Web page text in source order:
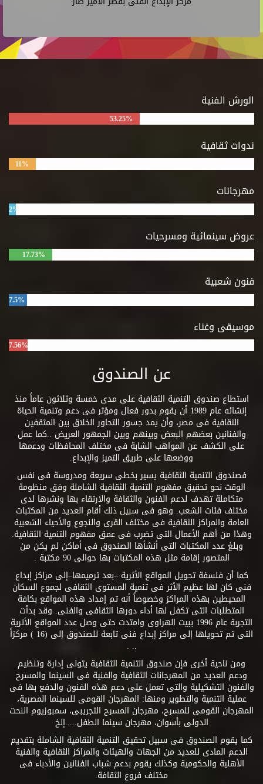
الورش الفنية
53.25%
ندوات ثقافية
11%
مهرجانات
2%
عروض سينمائية ومسرحيات
17.73%
فنون شعبية
7.5%
موسيقى وغناء
7.56%
عن الصندوق
استطاع صندوق التنمية الثقافية على مدى خمسة وثلاثون عاماً منذ
إنشائه عام 1989 أن يقوم بدور فعال ومؤثر فى دعم وتنمية الحياة
الثقافية فى مصر، وأن يمد جسور التحاور الخلاق بين المثقفين
والفنانين بعضهم البعض وبينهم وبين الجمهور العريض ..كما عمل
على الكشف عن المواهب الشابة فى مختلف المحافظات ودعمها
ووضعها على طريق التميز والإبداع.
فصندوق التنمية الثقافية يسير بخطى سريعة ومدروسة فى نفس
الوقت نحو تحقيق مفهوم التنمية الثقافية الشاملة وفق منظومة
متكاملة تهدف لدعم الفنون والثقافة والارتقاء بها ونشرها لدى
مختلف فئات الشعب. وهو فى سبيل ذلك أقام العديد من المكتبات
العامة والمراكز الثقافية فى مختلف القرى والنجوع والأحياء الشعبية
وهذا من أهم الأعمال التى تضرب فى عمق مفهوم التنمية الثقافية.
وبلغ عدد المكتبات التى أنشأها الصندوق فى أماكن لم يكن من
المتصور إقامة مثل هذه المكتبات بها حوالى 90 مكتبة .
كما أن فلسفة تحويل المواقع الأثرية –بعد ترميمها–إلى مراكز إبداع
فنى كان لها عظيم الأثر فى تنمية المستوى الثقافى لجموع السكان
المحيطين بهذه المراكز وخصوصاً أنه تم إمداد هذه المواقع بكافة
المتطلبات التى تكفل لها أداء دورها الثقافى والفنى. وقد بدأت
التجربة عام 1996 ببيت الهراوى وامتدت حتى وصل عدد المواقع الأثرية
التى تم تحويلها إلى مراكز إبداع فنى تابعة للصندوق إلى (16 ) مركزاً
.. .
ومن ناحية أخرى فإن صندوق التنمية الثقافية يتولى إدارة وتنظيم
ودعم العديد من المهرجانات الثقافية والفنية فى السينما والمسرح
والفنون التشكيلية والتى تعمل على دعم هذه الفنون والدفع بها فى
عملية التنمية والتطوير ومنها: المهرجان القومى للسينما المصرية،
المهرجان القومى للمسرح، مهرجان المسرح التجريبى، سمبوزيوم النحت
الدولى بأسوان، مهرجان سينما الطفل.....إلخ
كما يقوم الصندوق فى سبيل تحقيق التنمية الثقافية الشاملة بتقديم
الدعم المادى للعديد من الجهات والهيئات والمراكز الثقافية والفنية
الأهلية والحكومية وكذلك يقوم بدعم شباب الفنانين والأدباء فى
مختلف فروع الثقافة.